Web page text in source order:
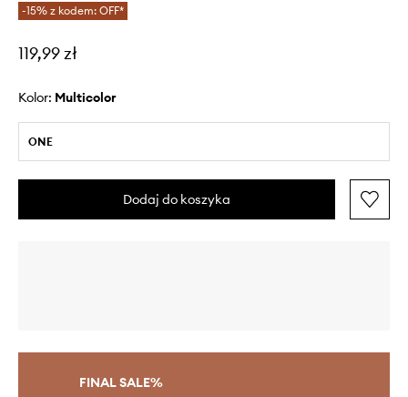
-15% z kodem: OFF*
119,99 zł
Kolor: multicolor
ONE
Dodaj do koszyka
FINAL SALE%